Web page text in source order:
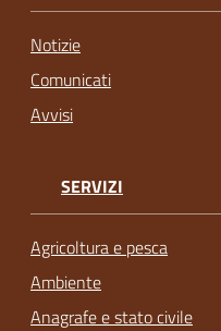
Notizie
Comunicati
Avvisi
SERVIZI
Agricoltura e pesca
Ambiente
Anagrafe e stato civile